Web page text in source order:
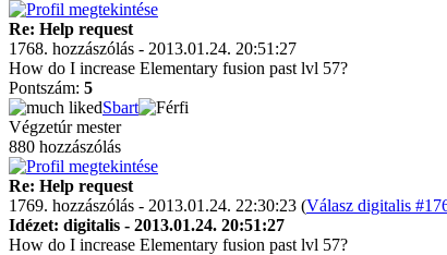
Re: Help request
1768. hozzászólás - 2013.01.24. 20:51:27
How do I increase Elementary fusion past lvl 57?
Pontszám: 5
Sbart
Végzetúr mester
880 hozzászólás
Re: Help request
1769. hozzászólás - 2013.01.24. 22:30:23 (Válasz digitalis
Idézet: digitalis - 2013.01.24. 20:51:27
How do I increase Elementary fusion past lvl 57?